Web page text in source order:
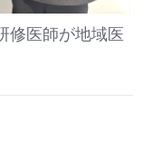
医師が地域医